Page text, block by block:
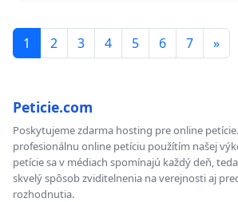
1 2 3 4 5 6 7 »
Peticie.com
Poskytujeme zdarma hosting pre online
profesionálnu online petíciu použítím našej
petície sa v médiach spomínajú každý deň,
skvelý spôsob zviditelnenia na verejnosti aj
rozhodnutia.